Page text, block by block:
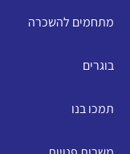
מתחמים להשכרה
בוגרים
תמכו בנו